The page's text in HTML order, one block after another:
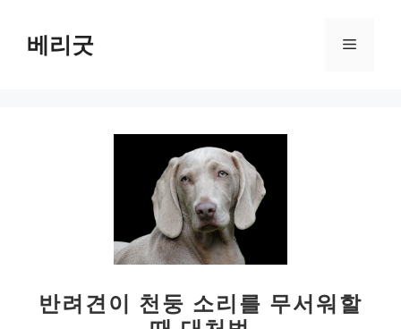
베리굿 메
반려견이 천둥 소리를 무서워할